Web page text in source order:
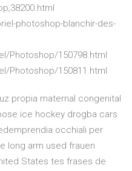
photoshop-blanchir-des-
Photoshop/150798.html
Photoshop/150811.html
propia maternal congenital
ice hockey drogba cars
occhiali per
long arm used frauen
States tes frases de